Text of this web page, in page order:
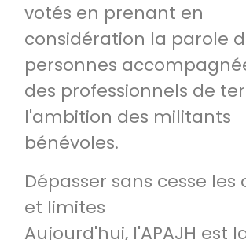
votés en prenant en
considération la parole
personnes
des professionnels de
l'ambition des militants
bénévoles.
Dépasser sans cesse les
et limites
Aujourd'hui, l'APAJH est